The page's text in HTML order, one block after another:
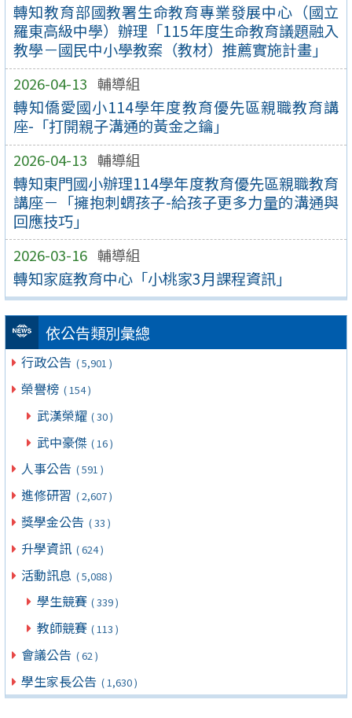
轉知教育部國教署生命教育專業發展中心（國立
羅東高級中學）辦理「115年度生命教育議題融入
教學－國民中小學教案（教材）推薦實施計畫」
2026-04-13 輔導組
轉知僑愛國小114學年度教育優先區親職教育講
座-「打開親子溝通的黃金之鑰」
2026-04-13 輔導組
轉知東門國小辦理114學年度教育優先區親職教育
講座－「擁抱刺蝟孩子-給孩子更多力量的溝通與
回應技巧」
2026-03-16 輔導組
轉知家庭教育中心「小桃家3月課程資訊」
依公告類別彙總
行政公告 ( 5,901 )
榮譽榜 ( 154 )
武漢榮耀 ( 30 )
武中豪傑 ( 16 )
人事公告 ( 591 )
進修研習 ( 2,607 )
獎學金公告 ( 33 )
升學資訊 ( 624 )
活動訊息 ( 5,088 )
學生競賽 ( 339 )
教師競賽 ( 113 )
會議公告 ( 62 )
學生家長公告 ( 1,630 )